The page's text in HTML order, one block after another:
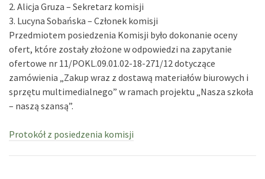
2. Alicja Gruza – Sekretarz komisji
3. Lucyna Sobańska – Członek komisji
Przedmiotem posiedzenia Komisji było dokonanie oceny
ofert, które zostały złożone w odpowiedzi na zapytanie
ofertowe nr 11/POKL.09.01.02-18-271/12 dotyczące
zamówienia „Zakup wraz z dostawą materiałów biurowych i
sprzętu multimedialnego” w ramach projektu „Nasza szkoła
– naszą szansą”.
Protokół z posiedzenia komisji